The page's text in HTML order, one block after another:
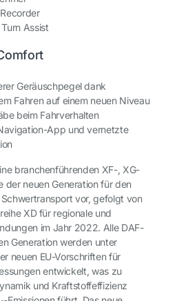
Assist
Geräuschpegel dank
Fahren auf einem neuen Niveau
beim Fahrverhalten
App und vernetzte
branchenführenden XF-, XG-
der neuen Generation für den
vor, gefolgt von
XD für regionale und
im Jahr 2022. Alle DAF-
Generation werden unter
neuen EU-Vorschriften für
entwickelt, was zu
und Kraftstoffeffizienz